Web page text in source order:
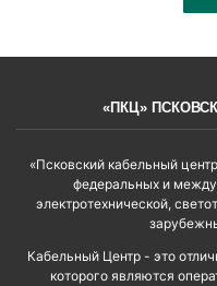
«ПКЦ»
«Псковский кабельный
федеральных и
электротехнической,
Кабельный Центр - это
которого являются